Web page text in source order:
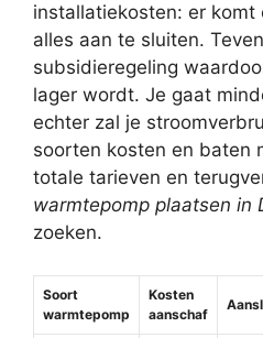
installatiekosten: er komt
alles aan te sluiten.
subsidieregeling
lager wordt. Je gaat
echter zal je
soorten kosten en baten
totale tarieven en
warmtepomp plaatsen in
zoeken.
Soort
warmtepomp
Kosten
aanschaf